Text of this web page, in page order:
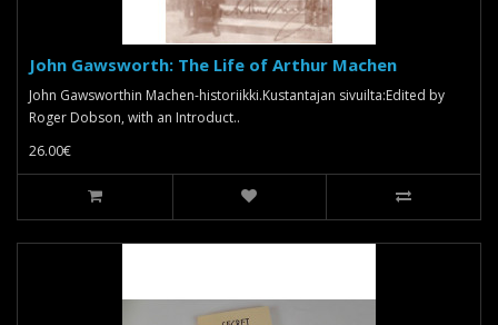
John Gawsworth: The Life of Arthur Machen
John Gawsworthin Machen-historiikki.Kustantajan sivuilta: Edited by
Roger Dobson, with an Introduct..
26.00€